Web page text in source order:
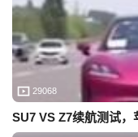
29068
SU7 VS Z7续航测试